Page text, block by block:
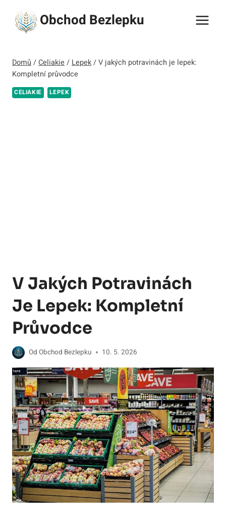
obsah
Obchod Bezlepku
Domů /Celiakie / Lepek/V jakých potravinách je lepek:
Kompletní průvodce
CELIAKIE LEPEK
V Jakých Potravinách
Je Lepek: Kompletní
Průvodce
Od Obchod Bezlepku 10. 5. 2026